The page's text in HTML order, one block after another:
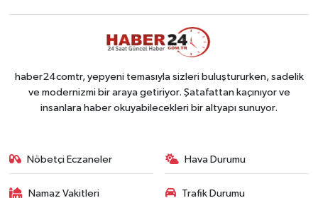
haber24comtr, yepyeni temasıyla sizleri buluştururken, sadelik
ve modernizmi bir araya getiriyor. Şatafattan kaçınıyor ve
insanlara haber okuyabilecekleri bir altyapı sunuyor.
Nöbetçi Eczaneler Hava Durumu
Namaz Vakitleri Trafik Durumu